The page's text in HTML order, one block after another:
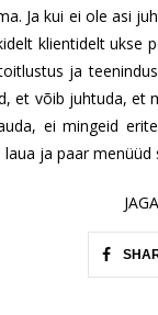
Ja kui ei ole asi
klientidelt ukse
ja
et võib juhtuda, et
ei mingeid
ja paar menüüd